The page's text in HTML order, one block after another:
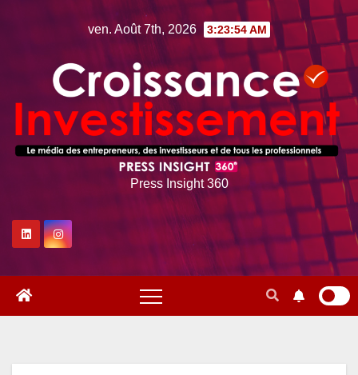
ven. Août 7th, 2026 3:23:54 AM
Press Insight 360